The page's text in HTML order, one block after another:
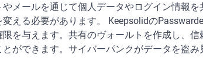
やメールを通じて個人データやログイン情報
変える必要があります。 Keepsolidの
限を与えます。共有のヴォールトを作成し、
とができます。サイバーパンクがデータを盗み